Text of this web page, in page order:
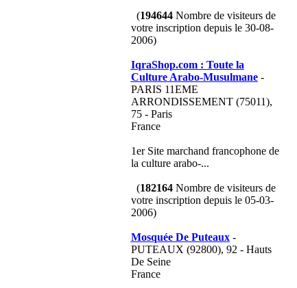
(194644Nombre de visiteurs de
votre inscription depuis le 30-08-
2006)
IqraShop.com : Toute la
Culture Arabo-Musulmane-
PARIS 11EME
ARRONDISSEMENT (75011),
75 - Paris
France
1er Site marchand francophone de
la culture arabo-...
(182164Nombre de visiteurs de
votre inscription depuis le 05-03-
2006)
Mosquée De Puteaux-
PUTEAUX (92800), 92 - Hauts
De Seine
France